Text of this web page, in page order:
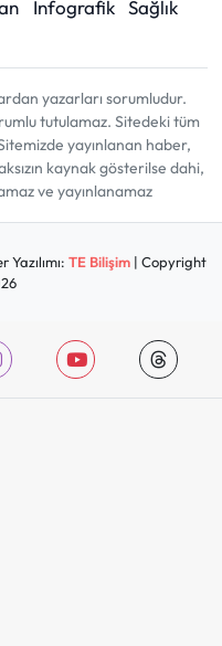
İnfografik Sağlık
yazarları sorumludur.
tutulamaz. Sitedeki tüm
yayınlanan haber,
kaynak gösterilse dahi,
ve yayınlanamaz
Yazılımı: TE Bilişim| Copyright